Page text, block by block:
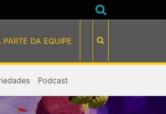
PARTE DA EQUIPE
Podcast